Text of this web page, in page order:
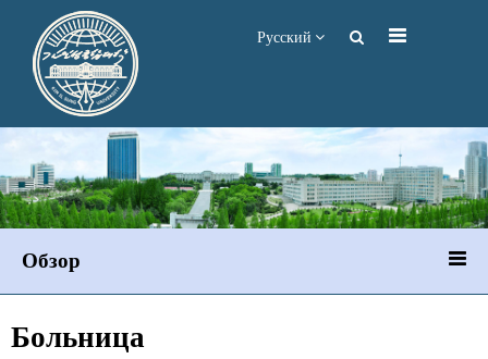
Русский
Обзор
Больница